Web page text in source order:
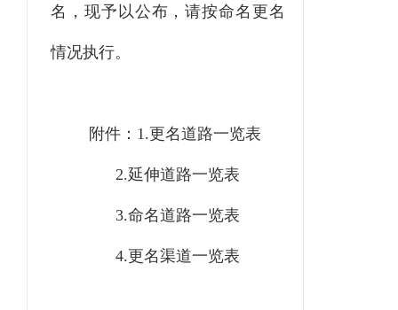
名，现予以公布，请按命名更名
情况执行。
附件： 1.更名道路一览表
2.延伸道路一览表
3.命名道路一览表
4.更名渠道一览表